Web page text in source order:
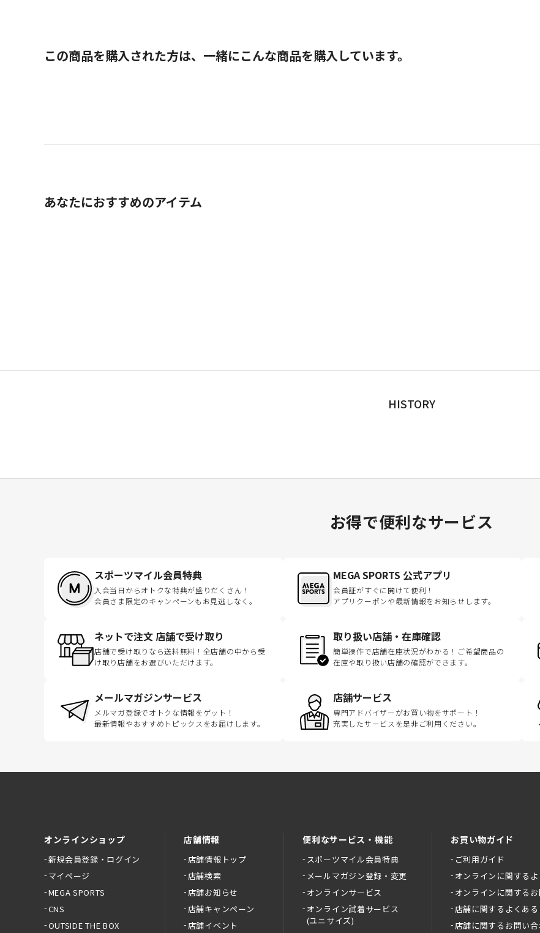
この商品を購入された方は、一緒にこんな商品を購入しています。
あなたにおすすめのアイテム
HISTORY
お得で便利なサービス
スポーツマイル会員特典
入会当日からオトクな特典が盛りだくさん！
会員さま限定のキャンペーンもお見逃しなく。
MEGA SPORTS 公式アプリ
会員証がすぐに開けて便利！
アプリクーポンや最新情報をお知らせします。
ネットで注文 店舗で受け取り
店舗で受け取りなら送料無料！全店舗の中から受
け取り店舗をお選びいただけます。
取り扱い店舗・在庫確認
簡単操作で店舗在庫状況がわかる！ご希望商品の
在庫や取り扱い店舗の確認ができます。
メールマガジンサービス
メルマガ登録でオトクな情報をゲット！
最新情報やおすすめトピックスをお届けします。
店舗サービス
専門アドバイザーがお買い物をサポート！
充実したサービスを是非ご利用ください。
オンラインショップ
新規会員登録・ログイン
マイページ
MEGA SPORTS
CNS
OUTSIDE THE BOX
店舗情報
店舗情報トップ
店舗検索
店舗お知らせ
店舗キャンペーン
店舗イベント
便利なサービス・機能
スポーツマイル会員特典
メールマガジン登録・変更
オンラインサービス
オンライン試着サービス
(ユニサイズ)
お買い物ガイド
ご利用ガイド
オンラインに関する
オンラインに関する
店舗に関するよくあ
店舗に関するお問い合